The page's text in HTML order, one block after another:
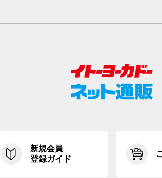
新規会員
登録ガイド